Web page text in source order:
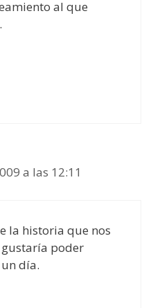
al que
a las 12:11
la historia que nos
gustaría poder
día.